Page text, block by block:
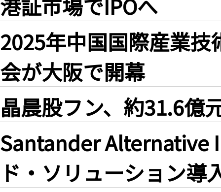
2025年中国国際産業
会が大阪で開幕
晶晨股フン、約31.6億
Santander Alternative
ド・ソリューション